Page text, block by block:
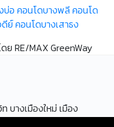
บ่อ คอนโดบางพลี คอนโด
ดีย์คอนโดบางเสาธง
ย RE/MAX GreenWay
บางเมืองใหม่ เมือง